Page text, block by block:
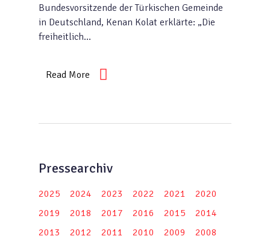
Bundesvorsitzende der Türkischen Gemeinde
in Deutschland, Kenan Kolat erklärte: „Die
freiheitlich…
Read More
Pressearchiv
2025 2024 2023 2022 2021
2020
2019
2018 2017 2016 2015
2014
2013
2012 2011 2010 2009
2008